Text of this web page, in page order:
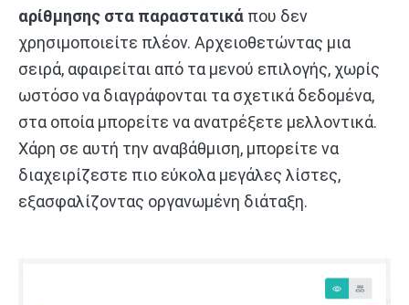
αρίθμησης στα παραστατικά που δεν
χρησιμοποιείτε πλέον. Αρχειοθετώντας μια
σειρά, αφαιρείται από τα μενού επιλογής, χωρίς
ωστόσο να διαγράφονται τα σχετικά δεδομένα,
στα οποία μπορείτε να ανατρέξετε μελλοντικά.
Χάρη σε αυτή την αναβάθμιση, μπορείτε να
διαχειρίζεστε πιο εύκολα μεγάλες λίστες,
εξασφαλίζοντας οργανωμένη διάταξη.